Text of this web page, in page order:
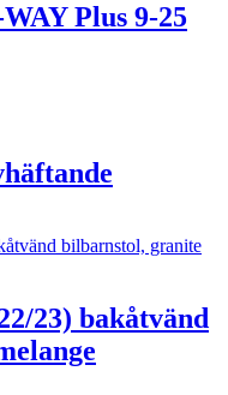
Plus 9-25
23) bakåtvänd